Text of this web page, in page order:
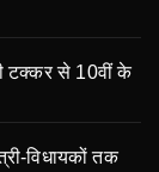
टक्कर से 10वीं के
विधायकों तक